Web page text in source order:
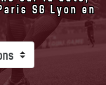
SG Lyon en